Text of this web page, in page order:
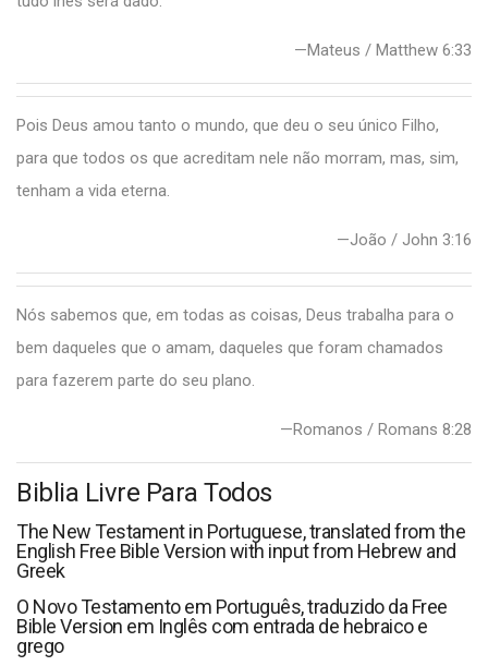
—Mateus / Matthew 6:33
Pois Deus amou tanto o mundo, que deu o seu único Filho,
para que todos os que acreditam nele não morram, mas, sim,
tenham a vida eterna.
—João / John 3:16
Nós sabemos que, em todas as coisas, Deus trabalha para o
bem daqueles que o amam, daqueles que foram chamados
para fazerem parte do seu plano.
—Romanos / Romans 8:28
Biblia Livre Para Todos
The New Testament in Portuguese, translated from the
English Free Bible Version with input from Hebrew and
Greek
O Novo Testamento em Português, traduzido da Free
Bible Version em Inglês com entrada de hebraico e
grego